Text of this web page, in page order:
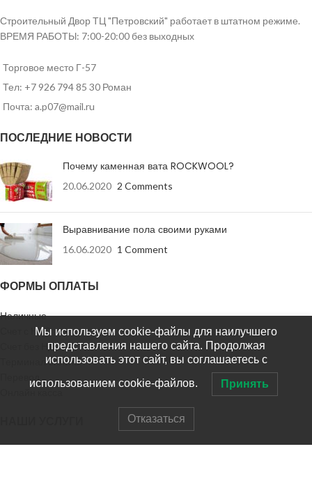
Строительный Двор ТЦ "Петровский" работает в штатном режиме.
ВРЕМЯ РАБОТЫ: 7:00-20:00 без выходных
Торговое место Г-57
Тел: +7 926 794 85 30 Роман
Почта: a.p07@mail.ru
ПОСЛЕДНИЕ НОВОСТИ
Почему каменная вата ROCKWOOL?
20.06.2020 2 Comments
Выравнивание пола своими руками
16.06.2020 1 Comment
ФОРМЫ ОПЛАТЫ
Наличные
Счет с НДС
Счет без НДС
Терминал оплаты
Мы используем cookie-файлы для наилучшего
представления нашего сайта. Продолжая
использовать этот сайт, вы соглашаетесь с
использованием cookie-файлов. Принять
Отказаться